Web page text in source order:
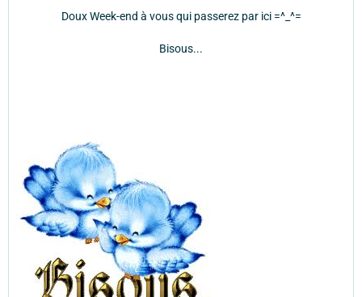
Doux Week-end à vous qui passerez par ici =^_^=
Bisous...